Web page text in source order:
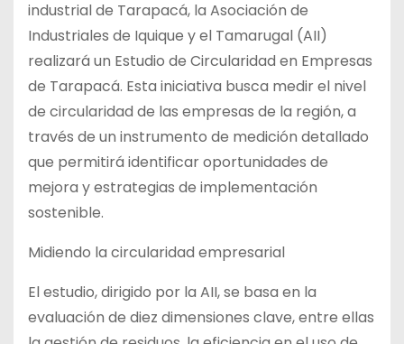
industrial de Tarapacá, la Asociación de
Industriales de Iquique y el Tamarugal (AII)
realizará un Estudio de Circularidad en Empresas
de Tarapacá. Esta iniciativa busca medir el nivel
de circularidad de las empresas de la región, a
través de un instrumento de medición detallado
que permitirá identificar oportunidades de
mejora y estrategias de implementación
sostenible.
Midiendo la circularidad empresarial
El estudio, dirigido por la AII, se basa en la
evaluación de diez dimensiones clave, entre ellas